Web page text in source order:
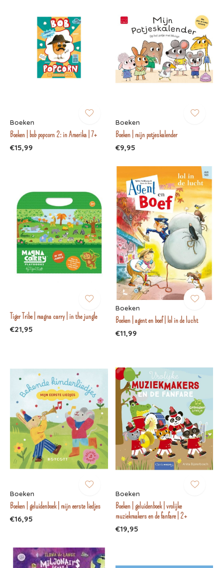
Boeken
Boeken | bob popcorn 2: in Amerika | 7+
€15,99
Boeken
Boeken | mijn potjeskalender
€9,95
Tiger Tribe | magna carry | in the jungle
€21,95
Boeken
Boeken | agent en boef | lol in de lucht
€11,99
Boeken
Boeken | geluidenboek | mijn eerste liedjes
€16,95
Boeken
Boeken | geluidenboek | vrolijke
muziekmakers en de fanfare | 2+
€19,95